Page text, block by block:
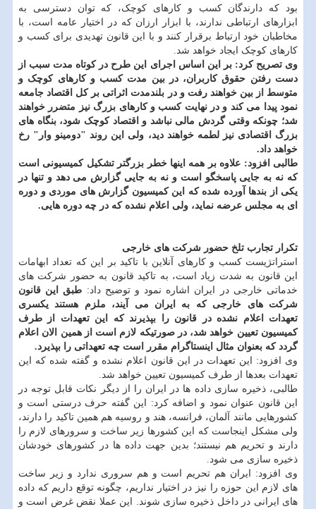
بود که دارندگان کسب و کارهای کوچک، که توان دسترسی به
ابزارهای ارتباطی ندارند، با ابزار ارزان که در اختیار عامه است، با
مخاطبان خود ارتباط برقرار کنند و با این قانون تهدیدی برای کسب و
کارهای کوچک ایجاد خواهد شد.
وی تصریح کرد: بر این اساس اجرای این طرح در کوتاه مدت سبب از
دست رفتن حقوق کاربران، در بین مدت کسب و کارهای کوچک و
متوسط از بین خواهند رفت و در بلندمدت اثراتی بر کل اقتصاد جامعه
نمود پیدا می کند و در نهایت کسب و کارهای بزرگ نیز متضرر خواهند
شد؛ چونکه وقتی گردش مالی نباشد و اقتصاد کوچک شود، بنگاه های
بزرگ اقتصادی نیز لطمه خواهند دید، ولی این روند "دومینو وار" رخ
خواهد داد.
طالبی افزود: علاوه بر همه اینها خطر بزرگتر تشکیل کمیسیونی است
که نه به جایی پاسخگو است و نه به جایی گزارش می دهد و تنها در
یکی از بندها آورده شده که این کمیسیون گزارش های موردی و دوره
ای به مجلس عرضه نماید، ولی اعلام نشده که در چه دوره هایی.
تکرار تجارب تلخ حضور شرکت های خارجی
استراتژیست کسب و کارهای آنلاین با تاکید بر این که تعداد ابهامات
این قانون به شدت زیاد است، به تاکید قانون به حضور شرکت های
خدماتی خارجی در ایران اشاره نمود و توضیح داد: طبق این قانون
شرکت های خارجی که به ایران می آیند، ملزم هستند یکسری
تعهدات اعلام نشده در قانون را بپذیرند که این تعهدات از طرف
کمیسیون تعیین خواهد شد، در صورتیکه لازم است از همین الان اعلام
گردد که بعنوان مثال اینستاگرام مقرر است چه تعهداتی را بپذیرد.
وی افزود: این تعهدات در این قانون اعلام نشده و گفته شده که این
تعهدات بعدها از طرف کمیسیون تعیین خواهد شد.
طالبی، ذخیره سازی داده ها در ایران را از دیگر نکات قابل توجه در
این قانون عنوان نمود و اضافه کرد: این گفته حرف درستی است و
کشورهایی مانند آلمان، فرانسه، هند و روسیه هم همین تاکید را دارند،
ولی مشکل اینجاست که این کشورها زیر ساخت و سرورهای لازم را
دارند و تحریم هم نیستند؛ بدین جهت داده ها در کشورهای خودشان
ذخیره سازی می شود.
وی افزود: ایران هم تحریم است و هم سروری ندارد و زیر ساخت
های لازم این حوزه را نیز در اختیار نداریم، چگونه توقع داریم که داده
های ایرانی در داخل ذخیره سازی شوند. این عملا نقض غرض است و